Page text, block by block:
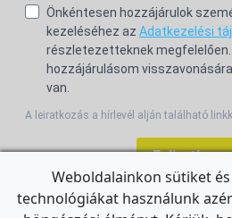
Önkéntesen hozzájárulok
kezeléséhez az Adatkezelési
részletezetteknek
hozzájárulásom
van.
A leiratkozás a hírlevél alján található
Weboldalainkon sütiket
technológiákat használunk